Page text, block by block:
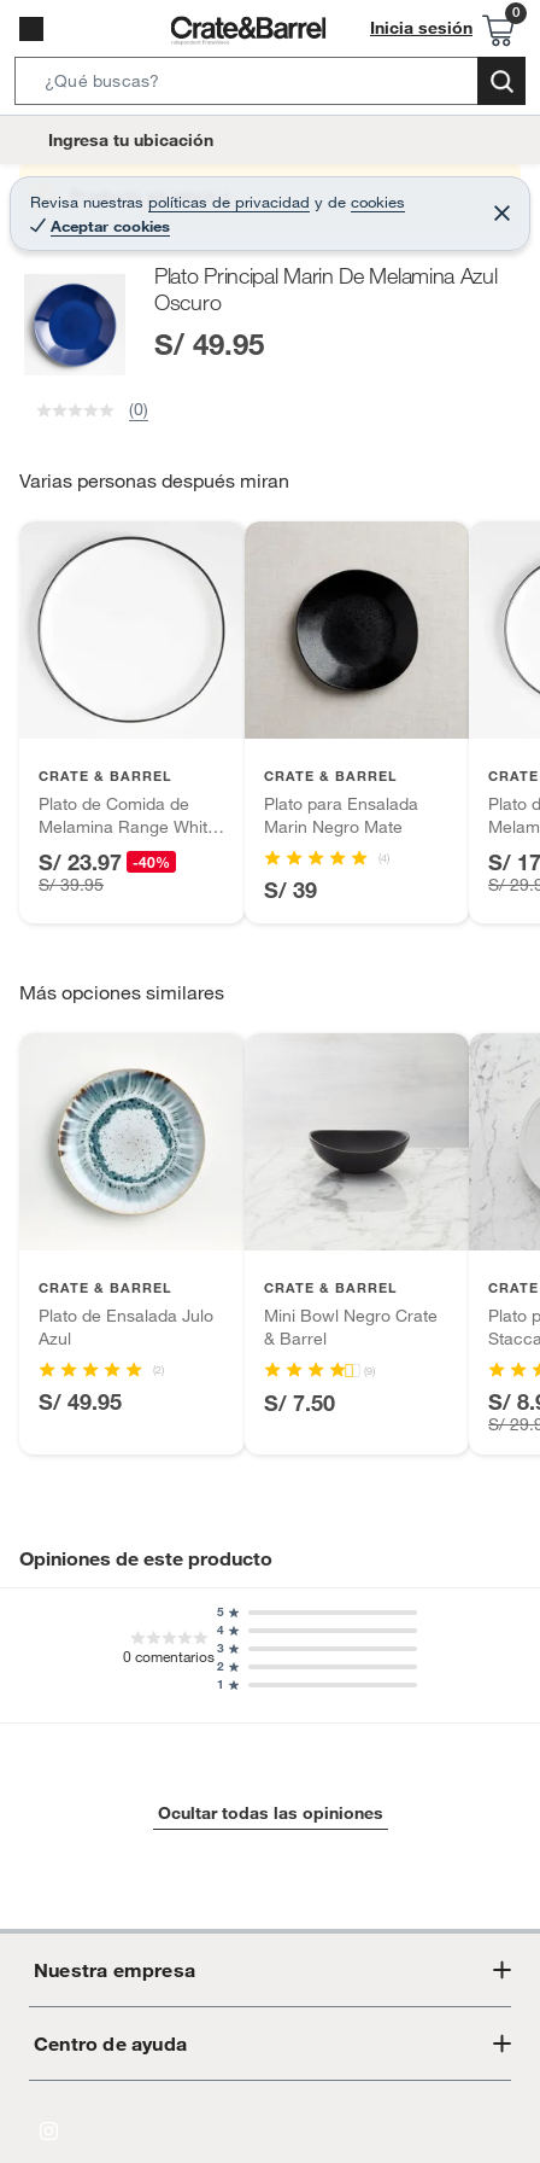
Inicia sesión
e
r
c
B
t
n
Ingresa tu ubicación
Revisa nuestras políticas de privacidad y de cookies
Aceptar cookies
C
e
r
Producto sin stock :(
Plato Principal Marin De Melamina Azul
Oscuro
S/ 49.95
(0)
Varias personas después miran
CRATE & BARREL
Plato de Comida de
Melamina Range White
(por Leanne Ford)
S/ 23.97 -40%
S/ 39.95
CRATE & BARREL
Plato para Ensalada
Marin Negro Mate
(4)
S/ 39
Plato
(por
S/
S/
Más opciones similares
CRATE & BARREL
Plato de Ensalada Julo
Azul
(2)
S/ 49.95
CRATE & BARREL
Mini Bowl Negro Crate
& Barrel
(9)
S/ 7.50
Plato
S/
S/
Opiniones de este producto
0comentarios
1
2
3
4
5
Ocultar todas las opiniones
Nuestra empresa
Acerca de Crate
Centro de ayuda